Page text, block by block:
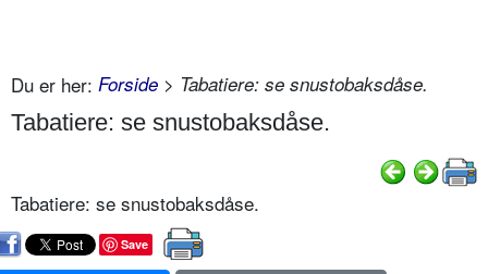
Du er her: Forside > Tabatiere: se snustobaksdåse.
Tabatiere: se snustobaksdåse.
Tabatiere: se snustobaksdåse.
Save